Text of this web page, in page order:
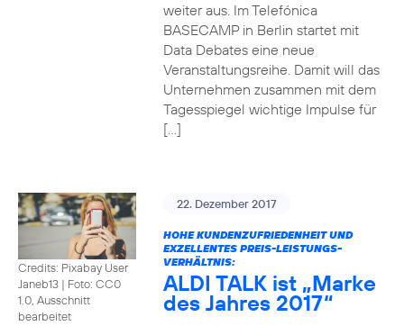
weiter aus. Im Telefónica
BASECAMP in Berlin startet mit
Data Debates eine neue
Veranstaltungsreihe. Damit will das
Unternehmen zusammen mit dem
Tagesspiegel wichtige Impulse für
[…]
Credits: Pixabay User
Janeb13 | Foto: CC0
1.0, Ausschnitt
bearbeitet
22. Dezember 2017
HOHE KUNDENZUFRIEDENHEIT UND
EXZELLENTES PREIS-LEISTUNGS-
VERHÄLTNIS:
ALDI TALK ist „Marke
des Jahres 2017“